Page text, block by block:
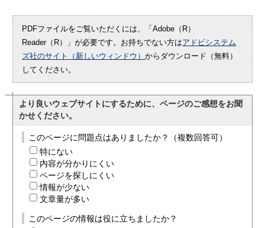
PDFファイルをご覧いただくには、「Adobe（R）
Reader（R）」が必要です。お持ちでない方はアドビシステム
ズ社のサイト（新しいウィンドウ）からダウンロード（無料）
してください。
より良いウェブサイトにするために、ページのご感想をお聞
かせください。
このページに問題点はありましたか？（複数回答可）
特にない
内容が分かりにくい
ページを探しにくい
情報が少ない
文章量が多い
このページの情報は役に立ちましたか？